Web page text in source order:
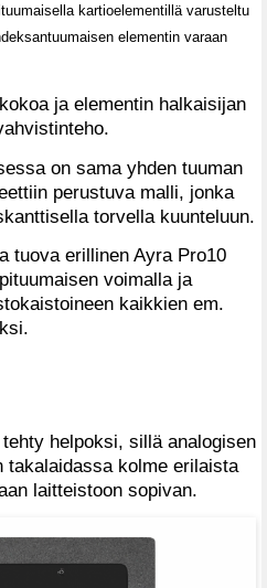
kartioelementillä varusteltu
elementin varaan
ja elementin halkaisijan
on sama yhden tuuman
perustuva malli, jonka
torvella kuunteluun.
tuova erillinen Ayra Pro10
voimalla ja
kaikkien em.
helpoksi, sillä analogisen
takalaidassa kolme erilaista
laitteistoon sopivan.